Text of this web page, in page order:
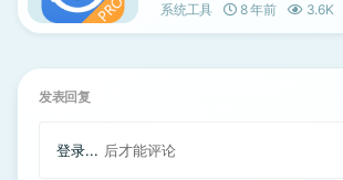
系统工具 8 年前 3.6K
发表回复
登录... 后才能评论